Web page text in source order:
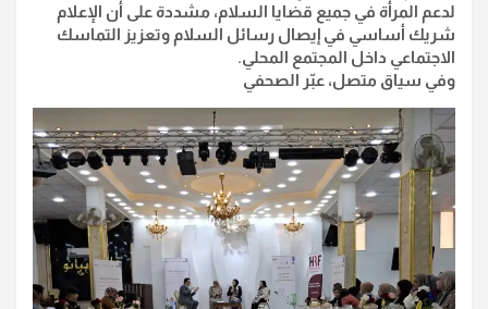
لدعم المرأة في جميع قضايا السلام، مشددة على أن الإعلام
شريك أساسي في إيصال رسائل السلام وتعزيز التماسك
الاجتماعي داخل المجتمع المحلي.
وفي سياق متصل، عبّر الصحفي